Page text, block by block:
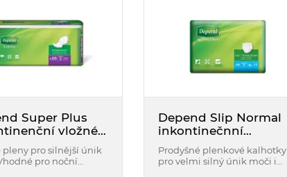
Super Plus
vložné
20ks
pleny pro silnější únik
pro noční
Depend Slip Normal
inkontinečnní
kalhotky vel.XL 15ks
Prodyšné plenkové kalhotky
pro velmi silný únik moči i